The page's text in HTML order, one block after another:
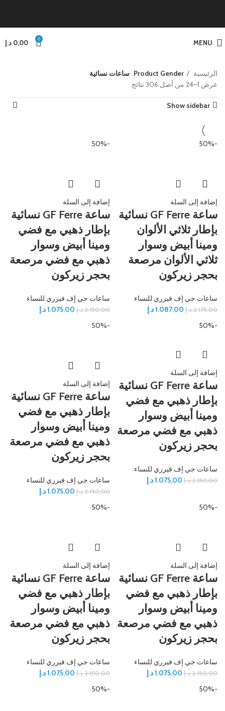
MENU
0
0,00 د.إ
الرئيسية Product Gender ساعات نسائية
عرض 1–24 من أصل 306 نتائج
Show sidebar
-50%
إضافة إلى السلة
ساعة GF Ferre نسائية
بإطار ثلاثي الألوان
ومينا أبيض وسوار
ثلاثي الألوان مرصعة
بحجر زيركون
ساعات جي إف فيرري للنساء
2.175,00 د.إ 1.087,00د.إ
-50%
إضافة إلى السلة
ساعة GF Ferre نسائية
بإطار ذهبي مع فضي
ومينا أبيض وسوار
ذهبي مع فضي مرصعة
بحجر زيركون
ساعات جي إف فيرري للنساء
2.150,00 د.إ 1.075,00د.إ
-50%
إضافة إلى السلة
ساعة GF Ferre نسائية
بإطار ذهبي مع فضي
ومينا أبيض وسوار
ذهبي مع فضي مرصعة
بحجر زيركون
ساعات جي إف فيرري للنساء
2.150,00 د.إ 1.075,00د.إ
-50%
إضافة إلى السلة
ساعة GF Ferre نسائية
بإطار ذهبي مع فضي
ومينا أبيض وسوار
ذهبي مع فضي مرصعة
بحجر زيركون
ساعات جي إف فيرري للنساء
2.150,00 د.إ 1.075,00د.إ
-50%
إضافة إلى السلة
ساعة GF Ferre نسائية
بإطار ذهبي مع فضي
ومينا أبيض وسوار
ذهبي مع فضي مرصعة
بحجر زيركون
ساعات جي إف فيرري للنساء
2.150,00 د.إ 1.075,00د.إ
-50%
إضافة إلى السلة
ساعة GF Ferre نسائية
بإطار ذهبي مع فضي
ومينا أبيض وسوار
ذهبي مع فضي مرصعة
بحجر زيركون
ساعات جي إف فيرري للنساء
2.150,00 د.إ 1.075,00د.إ
-50%
-50%